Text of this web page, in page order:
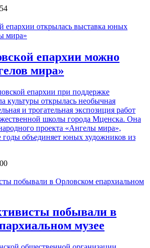
епархии можно
мира»
епархии при поддержке
культуры открылась необычная
и трогательная экспозиция работ
школы города Мценска. Она
проекта «Ангелы мира»,
объединяет юных художников из
побывали в
музее